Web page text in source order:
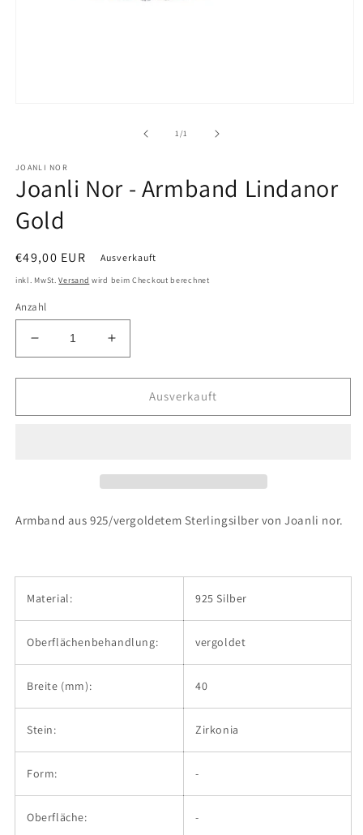
1/von
1
JOANLI NOR
Joanli Nor - Armband Lindanor
Gold
Normaler
Preis
€49,00 EUR Ausverkauft
inkl. MwSt.Versand wird beim Checkout berechnet
Anzahl
Verringere
die
Menge
Joanli
Erhöhe
die
Menge
Joanli
Ausverkauft
Armband aus 925/vergoldetem Sterlingsilber von Joanli nor.
Material: 925 Silber
Oberflächenbehandlung: vergoldet
Breite (mm): 40
Stein: Zirkonia
Form: -
Oberfläche: -